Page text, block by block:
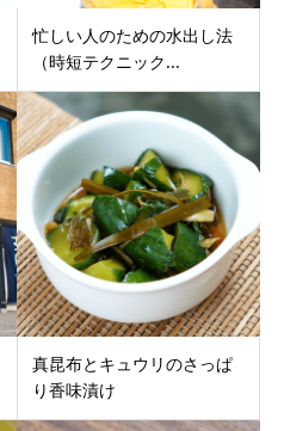
忙しい人のための水出し法
（時短テクニック...
真昆布とキュウリのさっぱ
り香味漬け